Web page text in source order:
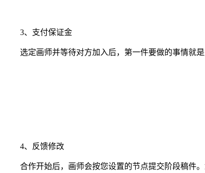
3、支付保证金
选定画师并等待对方加入后，第一件要做的事情就是
4、反馈修改
合作开始后，画师会按您设置的节点提交阶段稿件。